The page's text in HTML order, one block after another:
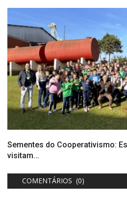
Sementes do Cooperativismo:
visitam...
COMENTÁRIOS (0)